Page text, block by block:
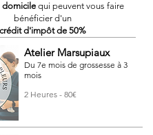
domicile qui peuvent vous faire
bénéficier d'un
crédit d'impôt de 50%
Atelier Marsupiaux
Du 7e mois de grossesse à 3
mois
2 Heures - 80€